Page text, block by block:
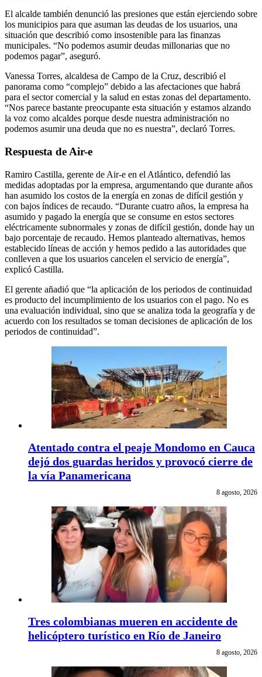
El alcalde también denunció las presiones que están ejerciendo sobre
los municipios para que asuman las deudas de los usuarios, una
situación que describió como insostenible para las finanzas
municipales. “No podemos asumir deudas millonarias que no
podemos pagar”, aseguró.
Vanessa Torres, alcaldesa de Campo de la Cruz, describió el
panorama como “complejo” debido a las afectaciones que habrá
para el sector comercial y la salud en estas zonas del departamento.
“Nos parece bastante preocupante esta situación y estamos alzando
la voz como alcaldes porque desde nuestra administración no
podemos asumir una deuda que no es nuestra”, declaró Torres.
Respuesta de Air-e
Ramiro Castilla, gerente de Air-e en el Atlántico, defendió las
medidas adoptadas por la empresa, argumentando que durante años
han asumido los costos de la energía en zonas de difícil gestión y
con bajos índices de recaudo. “Durante cuatro años, la empresa ha
asumido y pagado la energía que se consume en estos sectores
eléctricamente subnormales y zonas de difícil gestión, donde hay un
bajo porcentaje de recaudo. Hemos planteado alternativas, hemos
establecido líneas de acción y hemos pedido a las autoridades que
conlleven a que los usuarios cancelen el servicio de energía”,
explicó Castilla.
El gerente añadió que “la aplicación de los periodos de continuidad
es producto del incumplimiento de los usuarios con el pago. No es
una evaluación individual, sino que se analiza toda la geografía y de
acuerdo con los resultados se toman decisiones de aplicación de los
periodos de continuidad”.
Atentado contra el peaje Mondomo en Cauca
dejó dos guardas heridos y provocó cierre de
la vía Panamericana
8 agosto, 2026
Tres colombianas mueren en accidente de
helicóptero turístico en Río de Janeiro
8 agosto, 2026